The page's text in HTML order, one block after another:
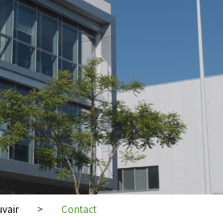
> Contact